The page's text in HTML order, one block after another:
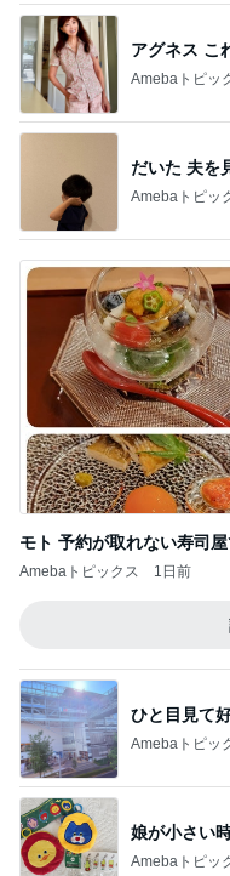
アグネス こ
Amebaトピッ
だいた 夫を
Amebaトピッ
モト 予約が取れない寿司
Amebaトピックス 1日前
ひと目見て
Amebaトピッ
娘が小さい
Amebaトピッ